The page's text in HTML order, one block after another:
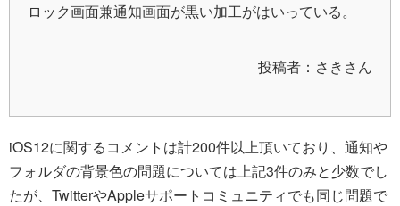
ロック画面兼通知画面が黒い加工がはいっている。
投稿者：さきさん
iOS12に関するコメントは計200件以上頂いており、通知や
フォルダの背景色の問題については上記3件のみと少数でし
たが、TwitterやAppleサポートコミュニティでも同じ問題で